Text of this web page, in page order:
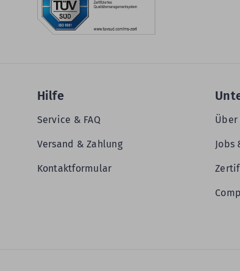
Hilfe
Service & FAQ
Versand & Zahlung
Kontaktformular
Über
Jobs